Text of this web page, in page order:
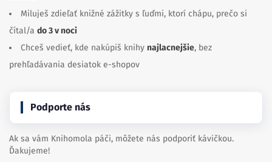
Miluješ zdieľať knižné zážitky s ľuďmi, ktorí chápu, prečo si
čítal/a do 3 v noci
Chceš vedieť, kde nakúpiš knihy najlacnejšie, bez
prehľadávania desiatok e-shopov
Podporte nás
Ak sa vám Knihomola páči, môžete nás podporiť kávičkou.
Ďakujeme!